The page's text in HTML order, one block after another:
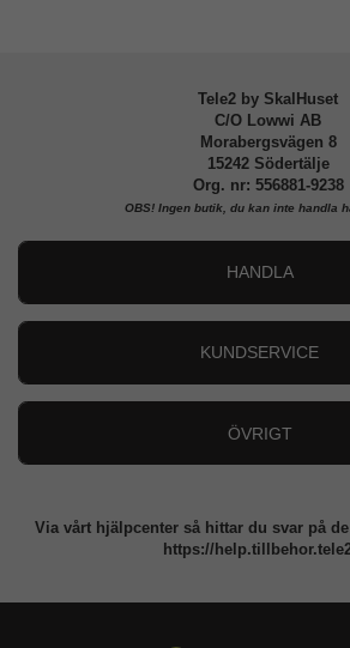
Tele2 by SkalHuset
C/O Lowwi AB
Morabergsvägen 8
15242 Södertälje
Org. nr: 556881-9238
OBS! Ingen butik, du kan inte handla
HANDLA
KUNDSERVICE
ÖVRIGT
Integritetspolicy
Via vårt hjälpcenter så hittar du svar på
https://